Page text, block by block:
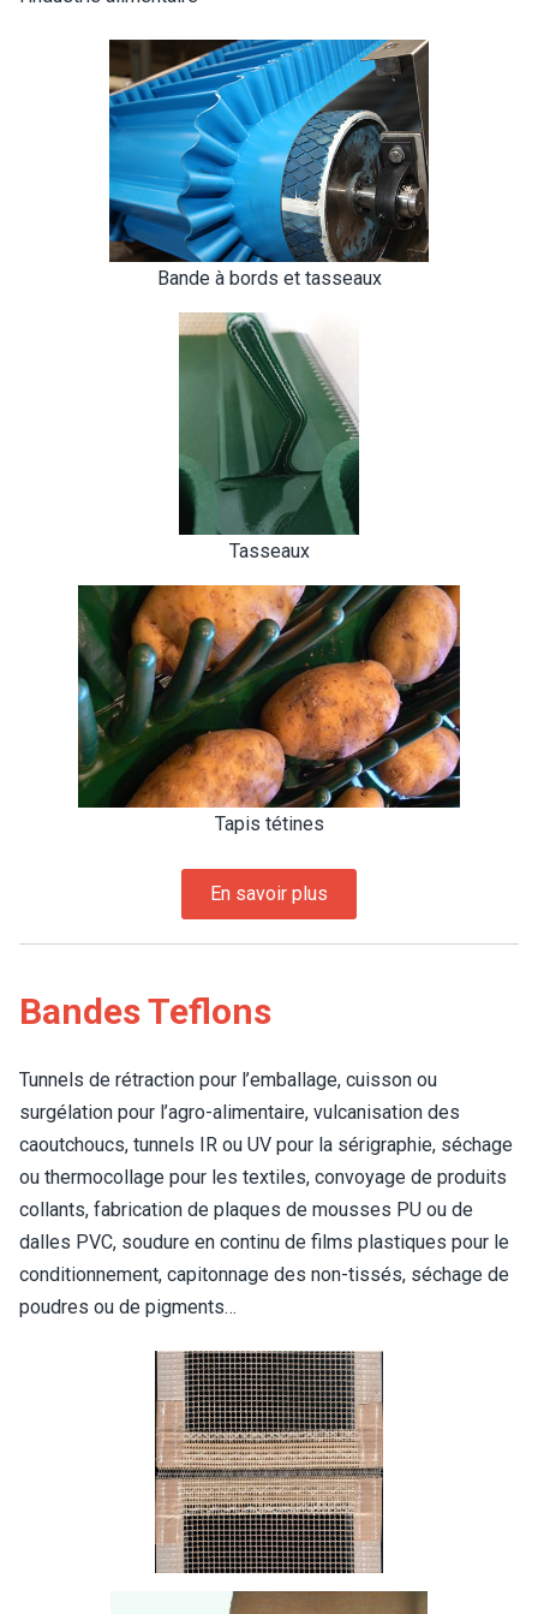
Bande à bords et tasseaux
Tasseaux
Tapis tétines
Bandes Teflons
Tunnels de rétraction pour l’emballage, cuisson ou
surgélation pour l’agro-alimentaire, vulcanisation des
caoutchoucs, tunnels IR ou UV pour la sérigraphie, séchage
ou thermocollage pour les textiles, convoyage de produits
collants, fabrication de plaques de mousses PU ou de
dalles PVC, soudure en continu de films plastiques pour le
conditionnement, capitonnage des non-tissés, séchage de
poudres ou de pigments…